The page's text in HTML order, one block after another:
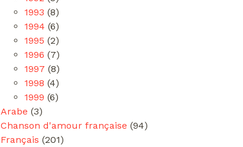
1993 (8)
1994 (6)
1995 (2)
1996 (7)
1997 (8)
1998 (4)
1999 (6)
Arabe (3)
Chanson d'amour française (94)
Français (201)